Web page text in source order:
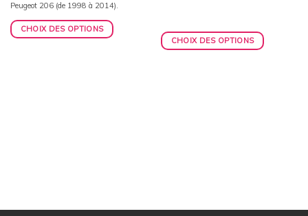
Peugeot 206 (de 1998 à 2014).
CHOIX DES OPTIONS
CHOIX DES OPTIONS